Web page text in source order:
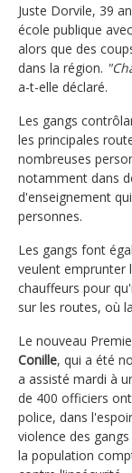
Juste Dorvile, 39
école publique
alors que des
dans la région.
a-t-elle déclaré.
Les gangs
les principales
nombreuses
notamment dans
d'enseignement
personnes.
Les gangs font
veulent emprunter
chauffeurs pour
sur les routes, où
Le nouveau
Conille, qui a été
a assisté mardi à
de 400 officiers
police, dans
violence des
la population